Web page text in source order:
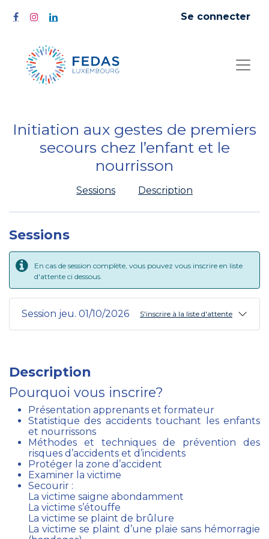
Se connecter
Initiation aux gestes de premiers
secours chez l’enfant et le
nourrisson
Sessions Description
Sessions
En cas de session complète, vous pouvez vous inscrire en liste
d'attente ci dessous.
Session jeu. 01/10/2026 S'inscrire à la liste d'attente
Description
Pourquoi vous inscrire?
Présentation apprenants et formateur
Statistique des accidents touchant les enfants
et nourrissons
Méthodes et techniques de prévention des
risques d’accidents et d’incidents
Protéger la zone d’accident
Examiner la victime
Secourir :
La victime saigne abondamment
La victime s’étouffe
La victime se plaint de brûlure
La victime se plaint d’une plaie sans hémorragie